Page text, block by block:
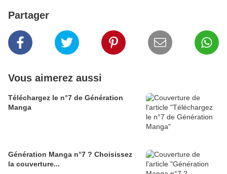
Partager
Vous aimerez aussi
Téléchargez le n°7 de Génération
Manga
Génération Manga n°7 ? Choisissez
la couverture...